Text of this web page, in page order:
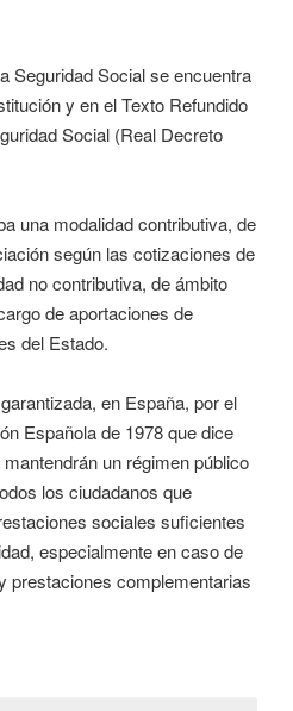
Seguridad Social se encuentra
y en el Texto Refundido
Social (Real Decreto
una modalidad contributiva, de
según las cotizaciones de
no contributiva, de ámbito
de aportaciones de
del Estado.
en España, por el
Española de 1978 que dice
un régimen público
los ciudadanos que
sociales suficientes
especialmente en caso de
prestaciones complementarias